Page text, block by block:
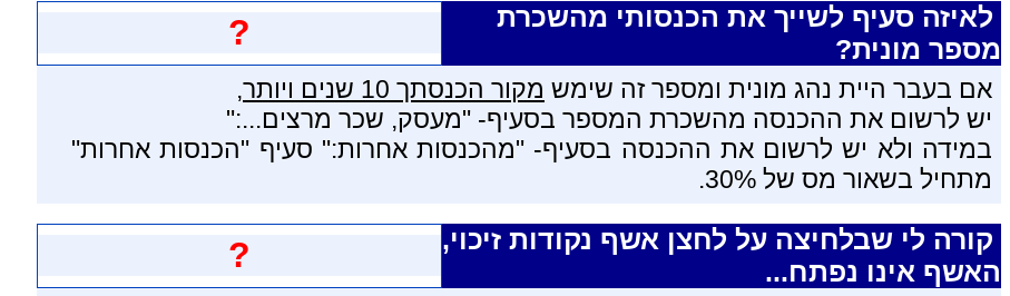
לאיזה סעיף לשייך את הכנסותי מהשכרת
מספר מונית?
?
אם בעבר היית נהג מונית ומספר זה שימש מקור הכנסתך 10 שנים ויותר
,
יש לרשום את ההכנסה מהשכרת המספר בסעיף- "מעסק, שכר מרצים...:"
במידה ולא יש לרשום את ההכנסה בסעיף- "מהכנסות אחרות:" סעיף "הכנסות אחרות"
מתחיל בשאור מס של 30%.
קורה לי שבלחיצה על לחצן אשף נקודות זיכוי,
האשף אינו נפתח...
?